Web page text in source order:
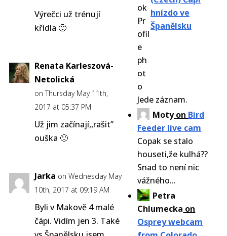
hnízdo ve
Španělsku
Jede záznam.
Motyon Bird
Feeder live cam
Copak se stalo
houseti,že kulhá??
Snad to není nic
vážného...
Petra
Chlumecka on
Osprey webcam
Výrečci už trénují
křídla 🙂
Renata Karleszová-
Netolická
on Thursday May 11th,
2017 at 05:37 PM
Už jim začínají,,rašit”
ouška 🙂
Jarka on Wednesday May
10th, 2017 at 09:19 AM
Byli v Makově 4 malé
čápi. Vidím jen 3. Také